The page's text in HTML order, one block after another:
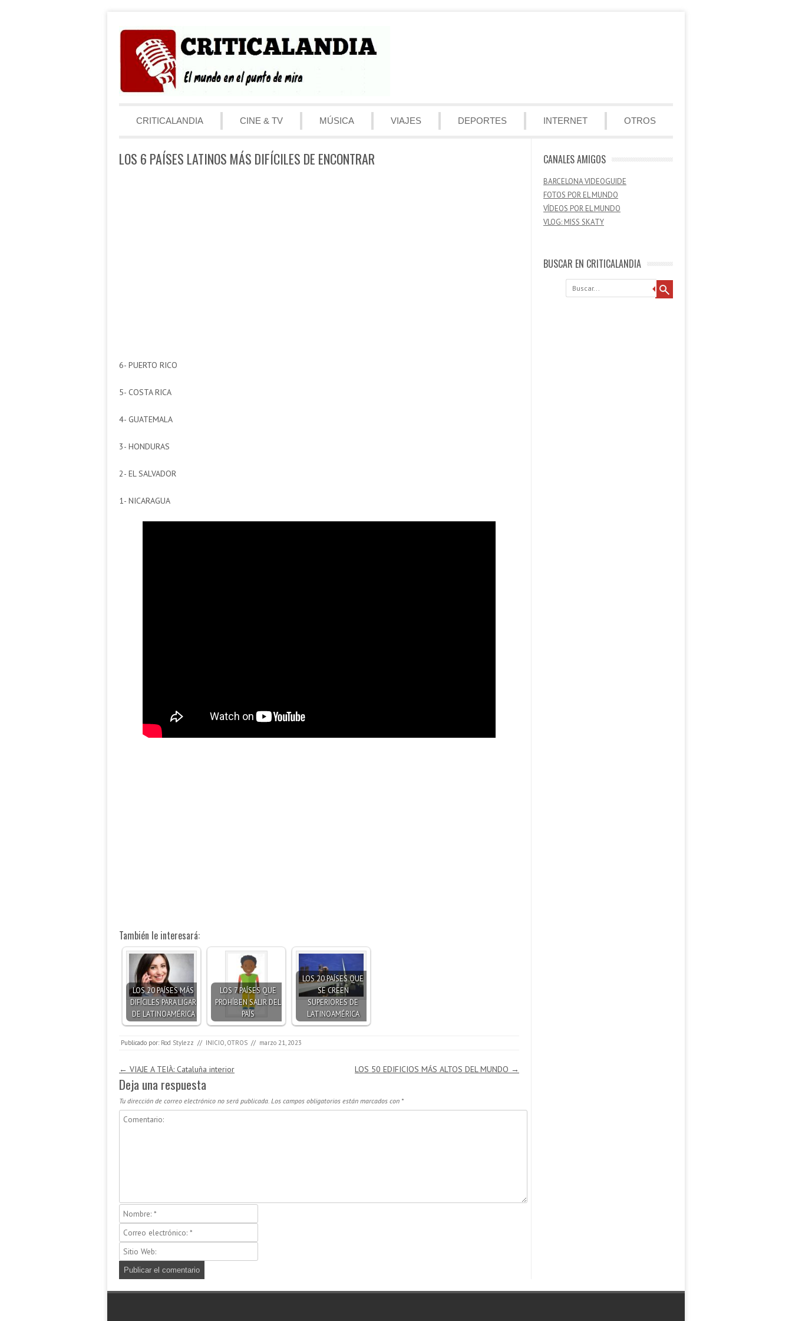
Menú
CRITICALANDIA
CINE & TV MÚSICA VIAJES DEPORTES INTERNET OTROS
LOS 6 PAÍSES LATINOS MÁS DIFÍCILES DE ENCONTRAR
6- PUERTO RICO
5- COSTA RICA
4- GUATEMALA
3- HONDURAS
2- EL SALVADOR
1- NICARAGUA
También le interesará:
LOS 20 PAÍSES MÁS
DIFÍCILES PARA LIGAR
DE LATINOAMÉRICA
LOS 7 PAÍSES QUE
PROHÍBEN SALIR DEL
PAÍS
LOS 20 PAÍSES QUE
SE CREEN
SUPERIORES DE
LATINOAMÉRICA
Publicado por: Rod Stylezz // INICIO OTROS // marzo 21, 2023
Navegación de entradas
← VIAJE A TEIÀ: Cataluña interior LOS 50 EDIFICIOS MÁS ALTOS DEL MUNDO →
Deja una respuesta
Tu dirección de correo electrónico no será publicada. Los campos obligatorios están marcados con *
CANALES AMIGOS
BARCELONA VIDEOGUIDE
FOTOS POR EL MUNDO
VÍDEOS POR EL MUNDO
VLOG: MISS SKATY
BUSCAR EN CRITICALANDIA
Buscar